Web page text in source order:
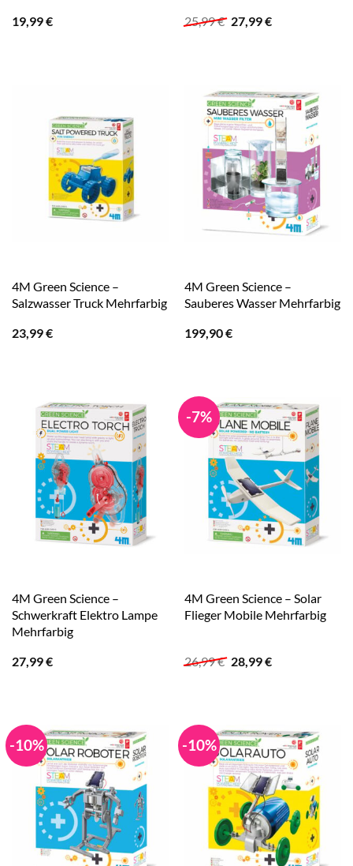
19,99€
25,99€ Ursprünglicher
Preis
27,99€Aktueller
4M Green Science –
Salzwasser Truck Mehrfarbig
23,99€
4M Green Science –
Sauberes Wasser Mehrfarbig
199,90€
4M Green Science –
Schwerkraft Elektro Lampe
Mehrfarbig
27,99€
-7%
4M Green Science – Solar
Flieger Mobile Mehrfarbig
26,99€ Ursprünglicher
Preis
28,99€Aktueller
-10% -10%